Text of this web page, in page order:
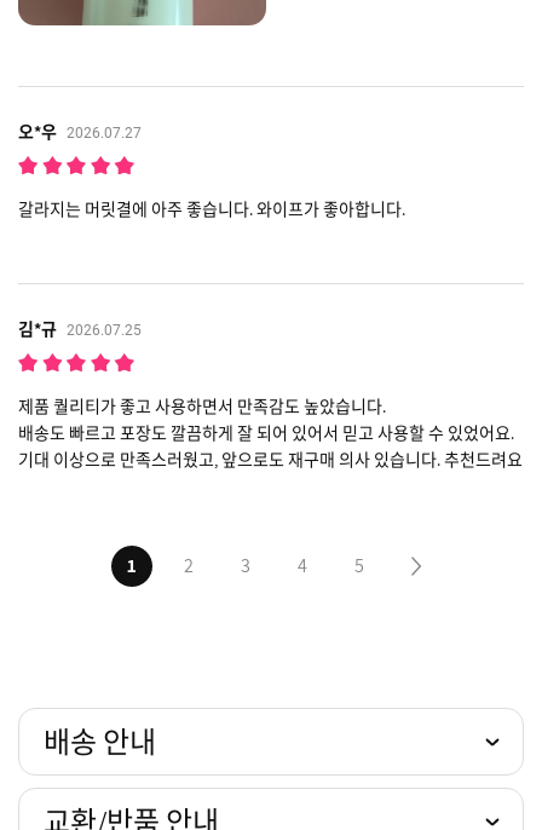
오*우 2026.07.27
갈라지는 머릿결에 아주 좋습니다. 와이프가 좋아합니다.
김*규 2026.07.25
제품 퀄리티가 좋고 사용하면서 만족감도 높았습니다.
배송도 빠르고 포장도 깔끔하게 잘 되어 있어서 믿고 사용할 수 있었어요.
기대 이상으로 만족스러웠고, 앞으로도 재구매 의사 있습니다. 추천드려요
1 2 3 4 5
배송 안내
교환/반품 안내